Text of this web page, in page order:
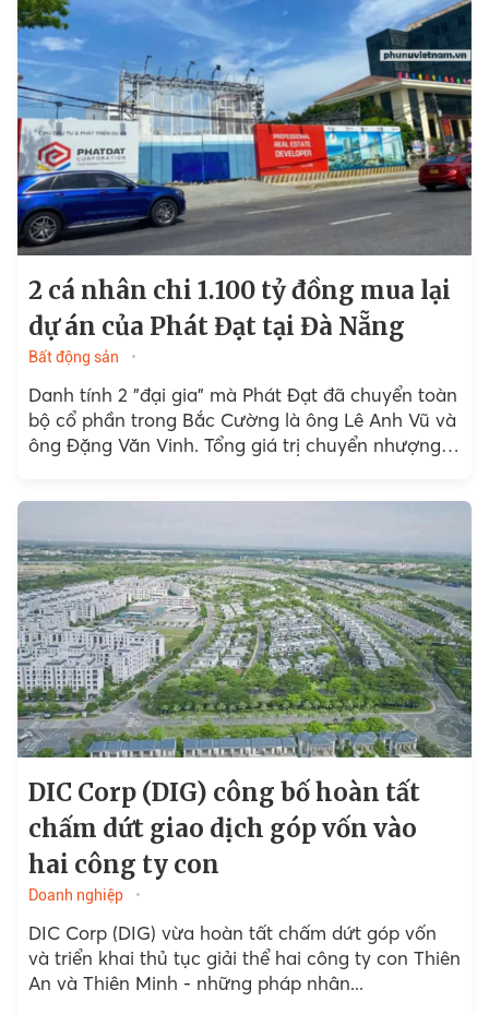
2 cá nhân chi 1.100 tỷ đồng mua lại
dự án của Phát Đạt tại Đà Nẵng
Bất động sản
Danh tính 2 "đại gia" mà Phát Đạt đã chuyển toàn
bộ cổ phần trong Bắc Cường là ông Lê Anh Vũ và
ông Đặng Văn Vinh. Tổng giá trị chuyển nhượng
DIC Corp (DIG) công bố hoàn tất
chấm dứt giao dịch góp vốn vào
hai công ty con
Doanh nghiệp
DIC Corp (DIG) vừa hoàn tất chấm dứt góp vốn
và triển khai thủ tục giải thể hai công ty con Thiên
An và Thiên Minh - những pháp nhân...